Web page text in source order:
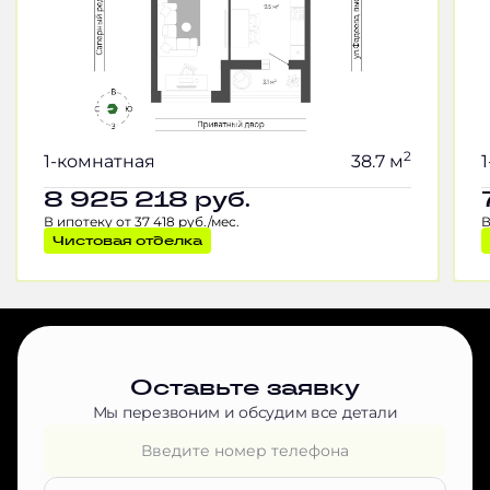
1-комнатная 38.7 м2
8 925 218 руб.
В ипотеку от 37 418 руб./мес.
Чистовая отделка
Оставьте заявку
Мы перезвоним и обсудим все детали